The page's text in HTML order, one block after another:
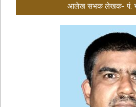
आलेख सभक लेखक- पं.